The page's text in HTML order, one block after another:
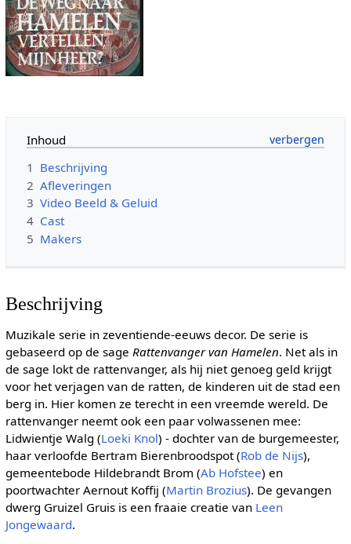
Inhoud
1 Beschrijving
2 Afleveringen
3 Video Beeld & Geluid
4 Cast
5 Makers
Beschrijving
Muzikale serie in zeventiende-eeuws decor. De serie is
gebaseerd op de sage Rattenvanger van Hamelen. Net als in
de sage lokt de rattenvanger, als hij niet genoeg geld krijgt
voor het verjagen van de ratten, de kinderen uit de stad een
berg in. Hier komen ze terecht in een vreemde wereld. De
rattenvanger neemt ook een paar volwassenen mee:
Lidwientje Walg (Loeki Knol) - dochter van de burgemeester,
haar verloofde Bertram Bierenbroodspot (Rob de Nijs),
gemeentebode Hildebrandt Brom (Ab Hofstee) en
poortwachter Aernout Koffij (Martin Brozius). De gevangen
dwerg Gruizel Gruis is een fraaie creatie van Leen
Jongewaard.